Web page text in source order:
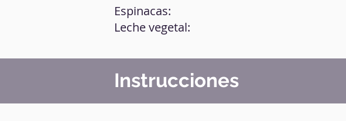
Espinacas:
Leche vegetal:
Instrucciones